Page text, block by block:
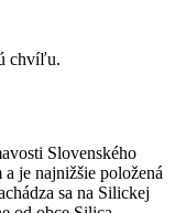
chvíľu.
Slovenského
je najnižšie položená
sa na Silickej